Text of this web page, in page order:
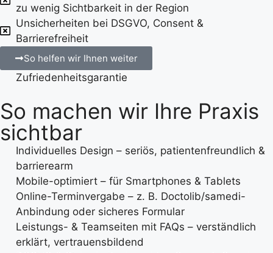
zu wenig Sichtbarkeit in der Region
Unsicherheiten bei DSGVO, Consent &
Barrierefreiheit
So helfen wir Ihnen weiter
Zufriedenheitsgarantie
So machen wir Ihre Praxis
sichtbar
Individuelles Design – seriös, patientenfreundlich &
barrierearm
Mobile-optimiert – für Smartphones & Tablets
Online-Terminvergabe – z. B. Doctolib/samedi-
Anbindung oder sicheres Formular
Leistungs- & Teamseiten mit FAQs – verständlich
erklärt, vertrauensbildend